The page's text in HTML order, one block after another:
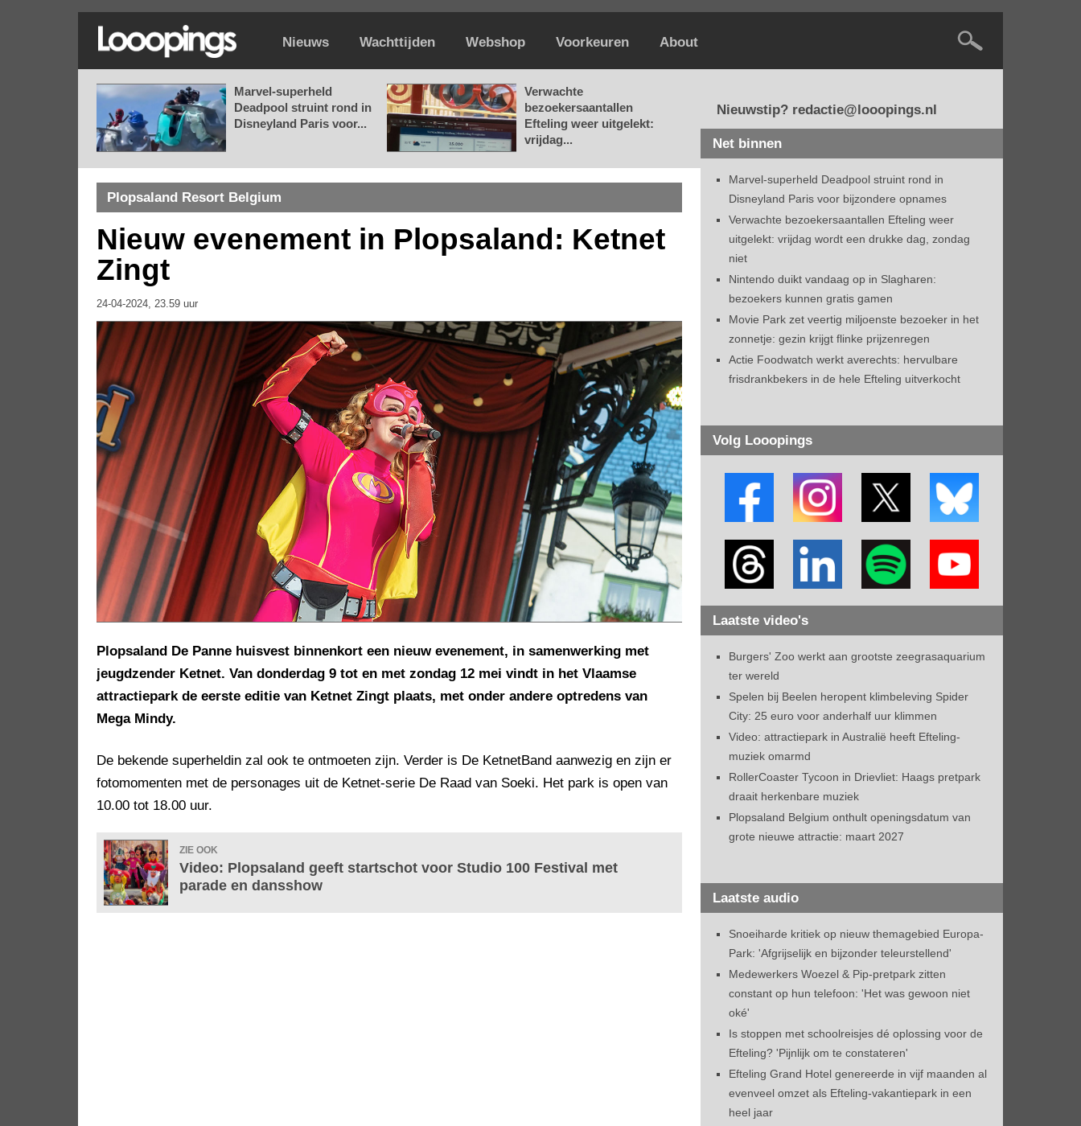
Nieuws Wachttijden Webshop Voorkeuren About
Marvel-superheld
Deadpool struint rond in
Disneyland Paris voor...
Verwachte
bezoekersaantallen
Efteling weer uitgelekt:
vrijdag...
Plopsaland Resort Belgium
Nieuw evenement in Plopsaland: Ketnet
Zingt
24-04-2024, 23.59 uur
Plopsaland De Panne huisvest binnenkort een nieuw evenement, in samenwerking met
jeugdzender Ketnet. Van donderdag 9 tot en met zondag 12 mei vindt in het Vlaamse
attractiepark de eerste editie van Ketnet Zingt plaats, met onder andere optredens van
Mega Mindy.
De bekende superheldin zal ook te ontmoeten zijn. Verder is De KetnetBand aanwezig en zijn er
fotomomenten met de personages uit de Ketnet-serie De Raad van Soeki. Het park is open van
10.00 tot 18.00 uur.
ZIE OOK
Video: Plopsaland geeft startschot voor Studio 100 Festival met
parade en dansshow
Nieuwstip? redactie@looopings.nl
Net binnen
Marvel-superheld Deadpool struint rond in
Disneyland Paris voor bijzondere opnames
Verwachte bezoekersaantallen Efteling weer
uitgelekt: vrijdag wordt een drukke dag, zondag
niet
Nintendo duikt vandaag op in Slagharen:
bezoekers kunnen gratis gamen
Movie Park zet veertig miljoenste bezoeker in het
zonnetje: gezin krijgt flinke prijzenregen
Actie Foodwatch werkt averechts: hervulbare
frisdrankbekers in de hele Efteling uitverkocht
Volg Looopings
Laatste video's
Burgers' Zoo werkt aan grootste zeegrasaquarium
ter wereld
Spelen bij Beelen heropent klimbeleving Spider
City: 25 euro voor anderhalf uur klimmen
Video: attractiepark in Australië heeft Efteling-
muziek omarmd
RollerCoaster Tycoon in Drievliet: Haags pretpark
draait herkenbare muziek
Plopsaland Belgium onthult openingsdatum van
grote nieuwe attractie: maart 2027
Laatste audio
Snoeiharde kritiek op nieuw themagebied Europa-
Park: 'Afgrijselijk en bijzonder teleurstellend'
Medewerkers Woezel & Pip-pretpark zitten
constant op hun telefoon: 'Het was gewoon niet
oké'
Is stoppen met schoolreisjes dé oplossing voor de
Efteling? 'Pijnlijk om te constateren'
Efteling Grand Hotel genereerde in vijf maanden al
evenveel omzet als Efteling-vakantiepark in een
heel jaar